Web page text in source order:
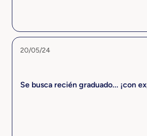
20/05/24
Se busca recién graduado... ¡con